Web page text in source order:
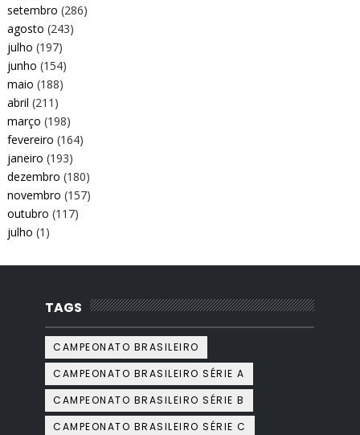
setembro (286)
agosto (243)
julho (197)
junho (154)
maio (188)
abril (211)
março (198)
fevereiro (164)
janeiro (193)
dezembro (180)
novembro (157)
outubro (117)
julho (1)
TAGS
CAMPEONATO BRASILEIRO
CAMPEONATO BRASILEIRO SÉRIE A
CAMPEONATO BRASILEIRO SÉRIE B
CAMPEONATO BRASILEIRO SÉRIE C